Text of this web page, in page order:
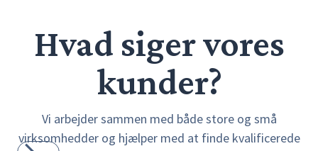
Hvad siger vores
kunder?
Vi arbejder sammen med både store og små
virksomhedder og hjælper med at finde kvalificerede